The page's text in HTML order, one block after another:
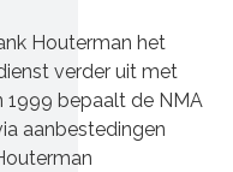
Houterman het
verder uit met
1999 bepaalt de NMA
aanbestedingen